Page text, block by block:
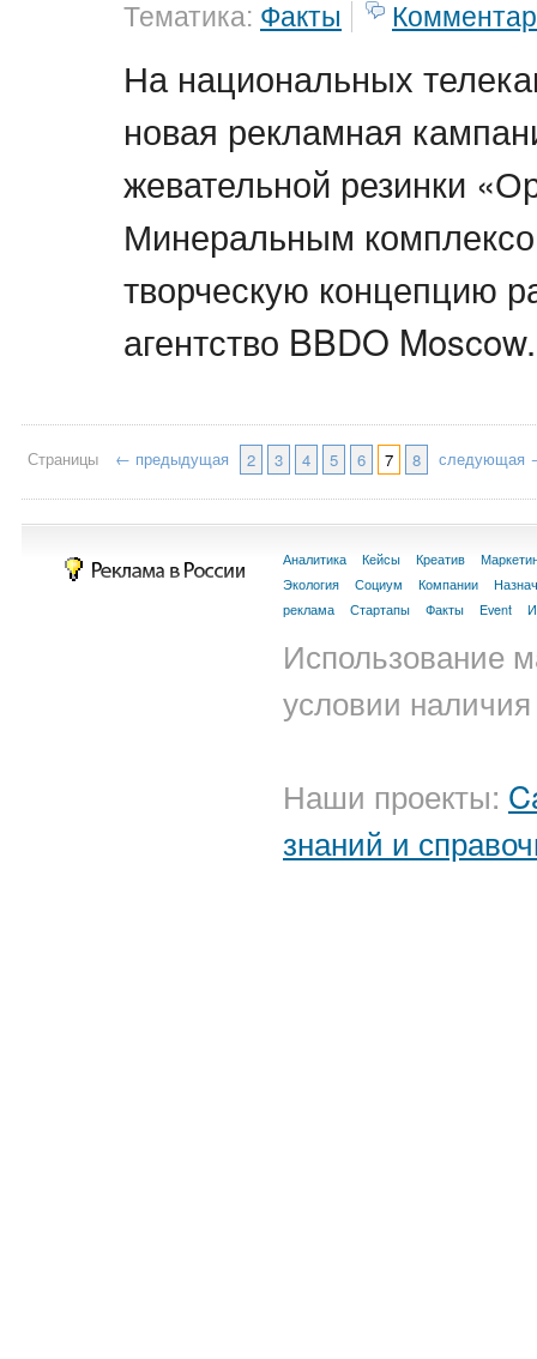
Тематика: Факты
На национальных
новая рекламная
жевательной резинки
Минеральным
творческую концепцию
агентство BBDO Moscow.
Страницы ← предыдущая 2 3 4 5 6 7 8 следующая
Аналитика Кейсы Креатив
Экология
Социум Компании
реклама
Стартапы Факты Event
Использование
условии
Наши проекты:
знаний и